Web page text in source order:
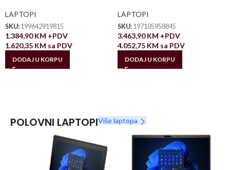
LAPTOPI
SKU: 199642919815
1.384,90KM +PDV
1.620,35 KM sa PDV
DODAJ U KORPU
LAPTOPI
SKU: 197105958845
3.463,90KM +PDV
4.052,75 KM sa PDV
DODAJ U KORPU
POLOVNI LAPTOPIViše laptopa